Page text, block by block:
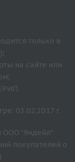
только в
на сайте или
03.02.2017 г.
ООО "Яндейл"
покупателей о